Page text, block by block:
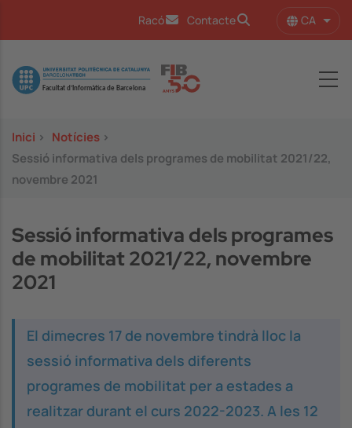
Racó Contacte CA
Image
Inici > Notícies >
Sessió informativa dels programes de mobilitat 2021/22,
novembre 2021
Sessió informativa dels programes
de mobilitat 2021/22, novembre
2021
El dimecres 17 de novembre tindrà lloc la
sessió informativa dels diferents
programes de mobilitat per a estades a
realitzar durant el curs 2022-2023. A les 12